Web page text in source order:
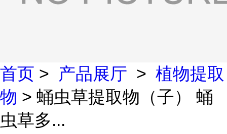
首页 > 产品展厅 > 植物提取
物 > 蛹虫草提取物（子） 蛹
虫草多...